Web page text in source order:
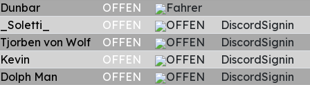
Dunbar
OFFEN
Fahrer
_Soletti_
OFFEN OFFEN
DiscordSignin
Tjorben von Wolf
OFFEN OFFEN
DiscordSignin
Kevin
OFFEN OFFEN
DiscordSignin
Dolph Man
OFFEN OFFEN DiscordSignin